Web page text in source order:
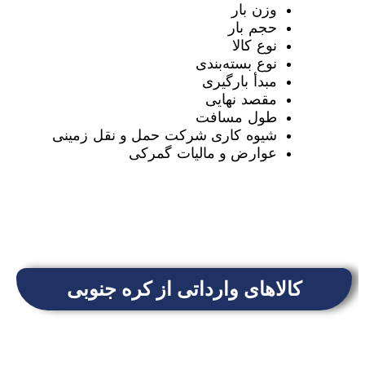
وزن بار
حجم بار
نوع کالا
نوع بسته‌بندی
مبدأ بارگیری
مقصد نهایی
طول مسافت
شیوه کاری شرکت حمل و نقل زمینی
عوارض و مالیات گمرکی
کالاهای وارداتی از کره جنوبی